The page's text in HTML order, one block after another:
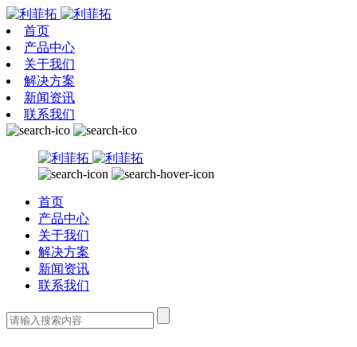
首页
产品中心
关于我们
解决方案
新闻资讯
联系我们
首页
产品中心
关于我们
解决方案
新闻资讯
联系我们